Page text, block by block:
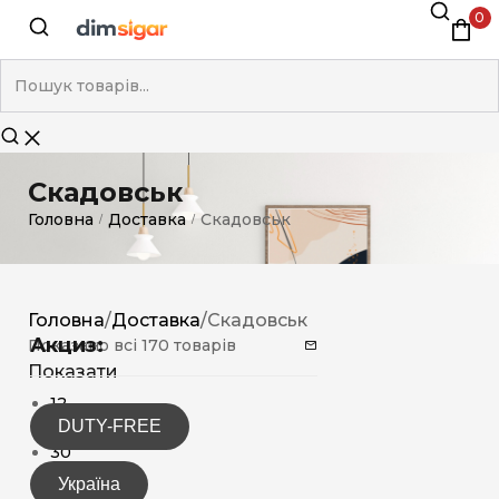
0
Скадовськ
Головна / Доставка / Скадовськ
Акциз:
DUTY-FREE
Україна
Головна/Доставка/Скадовськ
Показано всі 170 товарів
Показати
12
15
30